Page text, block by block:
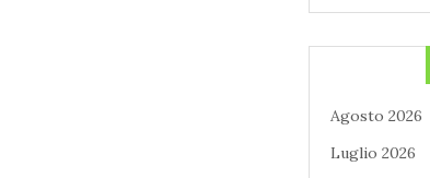
Agosto 2026
Luglio 2026